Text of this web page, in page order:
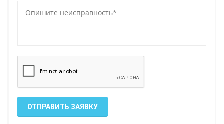
ОТПРАВИТЬ ЗАЯВКУ